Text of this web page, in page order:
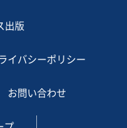
出版
イバシーポリシー
お問い合わせ